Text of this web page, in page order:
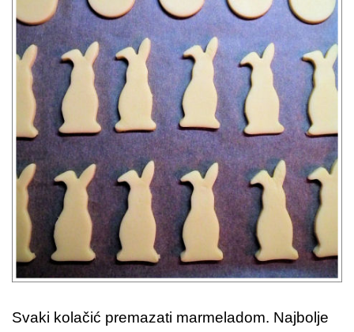
Svaki kolačić premazati marmeladom. Najbolje